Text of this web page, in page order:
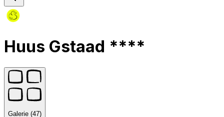
Huus Gstaad ****
Galerie (47)